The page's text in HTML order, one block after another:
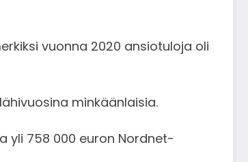
vuonna 2020 ansiotuloja oli
minkäänlaisia.
yli 758 000 euron Nordnet-